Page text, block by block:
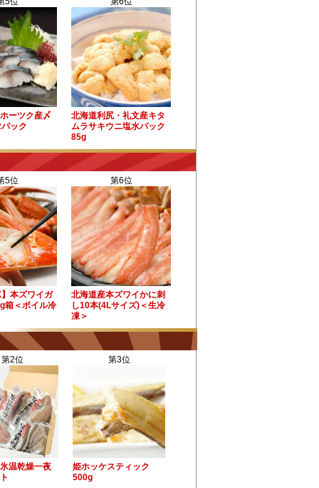
ーツク産〆
ック
北海道利尻・礼文産キタ
ムラサキウニ塩水パック
85g
5位
本ズワイガ
箱＜ボイル冷
第6位
北海道産本ズワイかに刺
し10本(4Lサイズ)＜生冷
凍＞
第2位
温乾燥一夜
第3位
姫ホッケスティック
500g